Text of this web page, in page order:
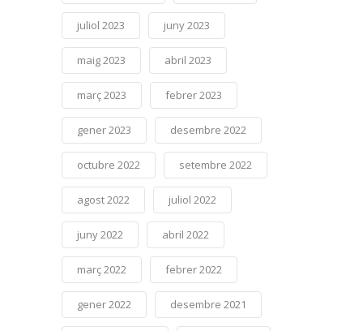
juliol 2023 juny 2023
maig 2023 abril 2023
març 2023 febrer 2023
gener 2023 desembre 2022
octubre 2022 setembre 2022
agost 2022 juliol 2022
juny 2022 abril 2022
març 2022 febrer 2022
gener 2022 desembre 2021